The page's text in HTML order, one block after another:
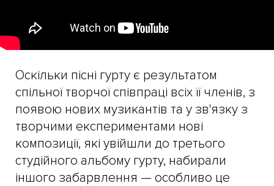
Оскільки пісні гурту є результатом
спільної творчої співпраці всіх її членів, з
появою нових музикантів та у зв'язку з
творчими експериментами нові
композиції, які увійшли до третього
студійного альбому гурту, набирали
іншого забарвлення — особливо це